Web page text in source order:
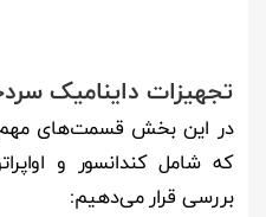
تجهیزات داینامیک
در این بخش قسمت‌های مهم
که شامل کندانسور و
بررسی قرار می‌دهیم: